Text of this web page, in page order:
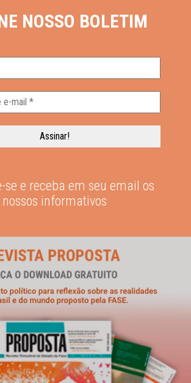
NOSSO BOLETIM
se e receba em seu email os
nossos informativos